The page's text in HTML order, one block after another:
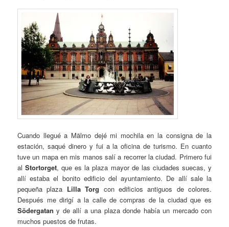
Cuando llegué a Mälmo dejé mi mochila en la consigna de la
estación, saqué dinero y fui a la oficina de turismo. En cuanto
tuve un mapa en mis manos salí a recorrer la ciudad. Primero fui
alStortorget, que es la plaza mayor de las ciudades suecas, y
allí estaba el bonito edificio del ayuntamiento. De allí sale la
pequeña plaza Lilla Torg con edificios antiguos de colores.
Después me dirigí a la calle de compras de la ciudad que es
Södergatan y de allí a una plaza donde había un mercado con
muchos puestos de frutas.